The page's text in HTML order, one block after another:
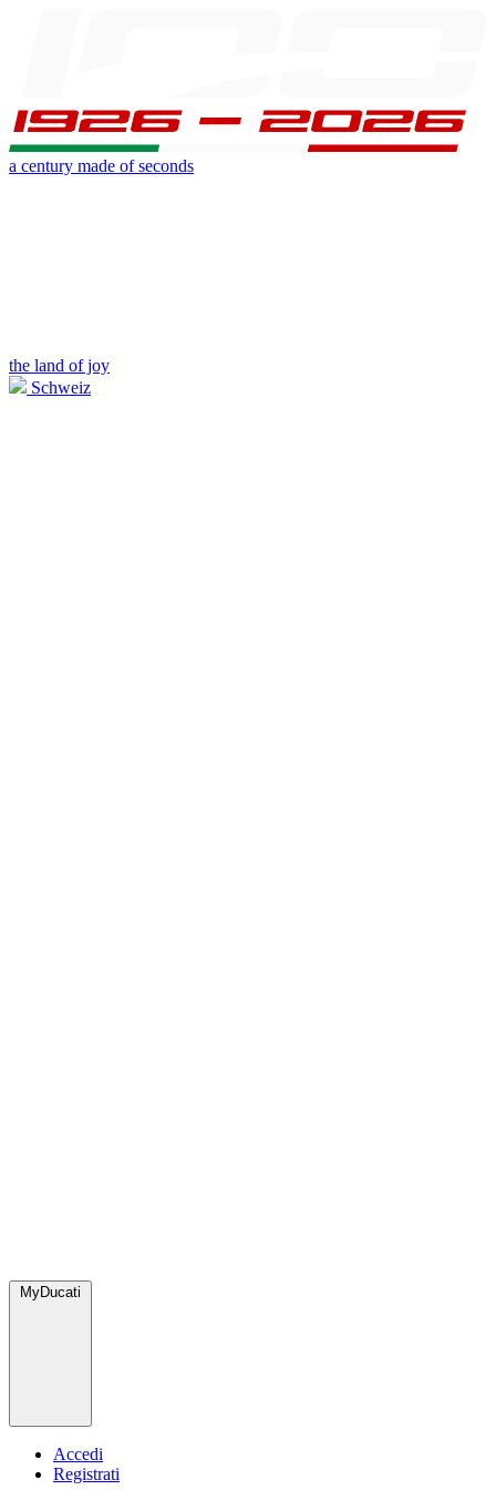
a century made of seconds
the land of joy
Schweiz
MyDucati
Accedi
Registrati